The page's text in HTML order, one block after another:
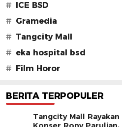
#
ICE BSD
# Gramedia
# Tangcity Mall
# eka hospital bsd
#
Film Horor
BERITA TERPOPULER
Tangcity Mall